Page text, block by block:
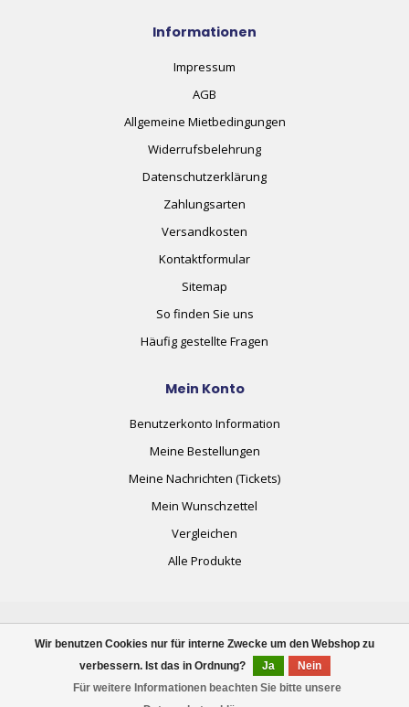
Wir benutzen Cookies nur für interne Zwecke um den Webshop zu
verbessern. Ist das in Ordnung?
Ja
Nein
Für weitere Informationen beachten Sie bitte unsere
Informationen
Impressum
AGB
Allgemeine Mietbedingungen
Widerrufsbelehrung
Datenschutzerklärung
Zahlungsarten
Versandkosten
Kontaktformular
Sitemap
So finden Sie uns
Häufig gestellte Fragen
Mein Konto
Benutzerkonto Information
Meine Bestellungen
Meine Nachrichten (Tickets)
Mein Wunschzettel
Vergleichen
Alle Produkte
© Copyright 2026 plug+automate.swiss